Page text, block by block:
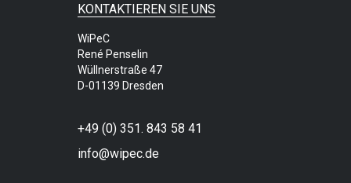
KONTAKTIEREN SIE UNS
WiPeC
René Penselin
Wüllnerstraße 47
D-01139 Dresden
+49 (0) 351. 843 58 41
info@wipec.de